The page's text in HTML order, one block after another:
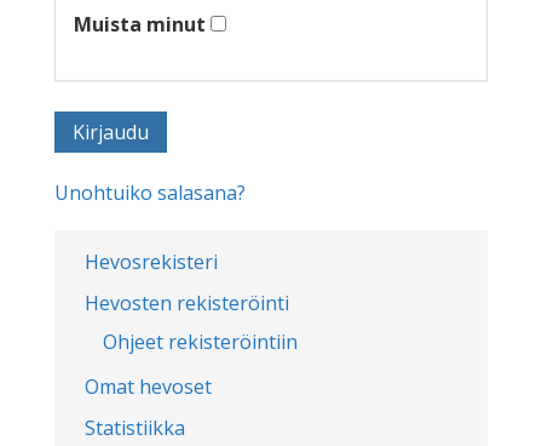
Hevosrekisteri
Hevosten rekisteröinti
Ohjeet rekisteröintiin
Omat hevoset
Statistiikka
Muista minut
Unohtuiko salasana?